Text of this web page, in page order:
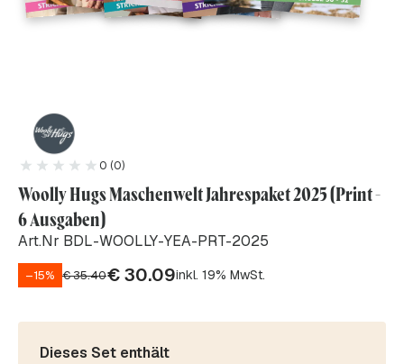
0 (0)
Woolly Hugs Maschenwelt Jahrespaket 2025 (Print -
6 Ausgaben)
Art.Nr BDL-WOOLLY-YEA-PRT-2025
–15% €35.40€30.09inkl. 19% MwSt.
Dieses Set enthält